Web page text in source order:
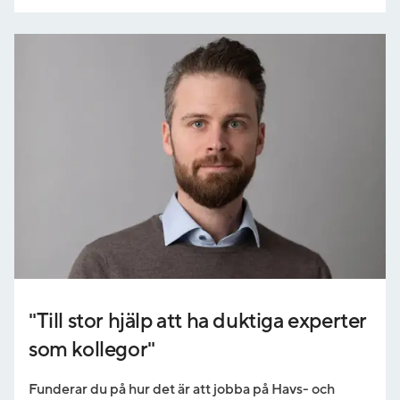
"Till stor hjälp att ha duktiga experter
som kollegor"
Funderar du på hur det är att jobba på Havs- och